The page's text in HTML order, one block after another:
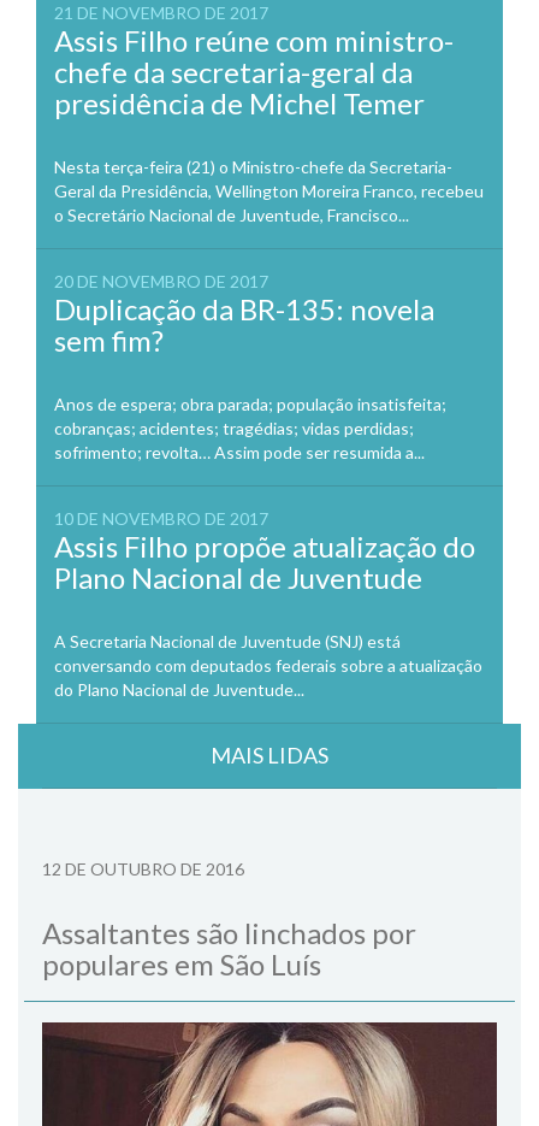
21 DE NOVEMBRO DE 2017
Assis Filho reúne com ministro-
chefe da secretaria-geral da
presidência de Michel Temer
Nesta terça-feira (21) o Ministro-chefe da Secretaria-
Geral da Presidência, Wellington Moreira Franco, recebeu
o Secretário Nacional de Juventude, Francisco...
20 DE NOVEMBRO DE 2017
Duplicação da BR-135: novela
sem fim?
Anos de espera; obra parada; população insatisfeita;
cobranças; acidentes; tragédias; vidas perdidas;
sofrimento; revolta… Assim pode ser resumida a...
10 DE NOVEMBRO DE 2017
Assis Filho propõe atualização do
Plano Nacional de Juventude
A Secretaria Nacional de Juventude (SNJ) está
conversando com deputados federais sobre a atualização
do Plano Nacional de Juventude...
MAIS LIDAS
12 DE OUTUBRO DE 2016
Assaltantes são linchados por
populares em São Luís